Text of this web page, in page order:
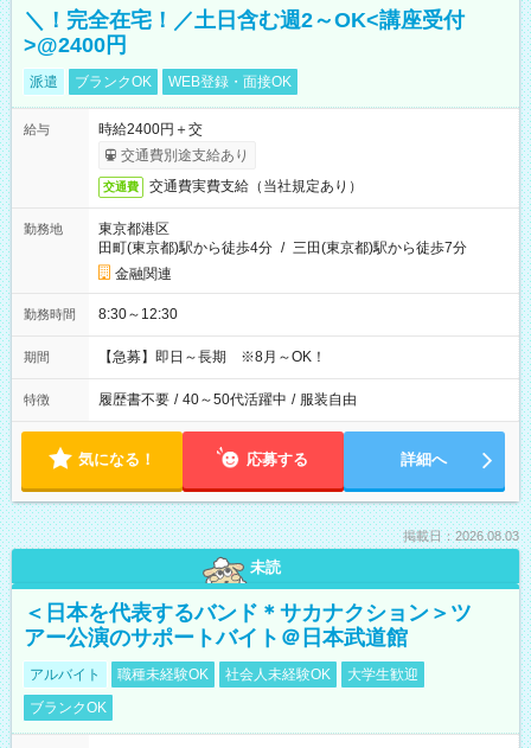
＼！完全在宅！／土日含む週2～OK<講座受付
>@2400円
派遣 ブランクOK WEB登録・面接OK
給与
時給2400円＋交
交通費別途支給あり
交通費 交通費実費支給（当社規定あり）
勤務地
東京都港区
田町(東京都)駅から徒歩4分 / 三田(東京都)駅から徒歩7分
金融関連
勤務時間 8:30～12:30
期間 【急募】即日～長期 ※8月～OK！
特徴 履歴書不要 / 40～50代活躍中 / 服装自由
気になる！ 応募する 詳細へ
掲載日：2026.08.03
未読
＜日本を代表するバンド＊サカナクション＞ツ
アー公演のサポートバイト＠日本武道館
アルバイト 職種未経験OK 社会人未経験OK
大学生歓迎
ブランクOK